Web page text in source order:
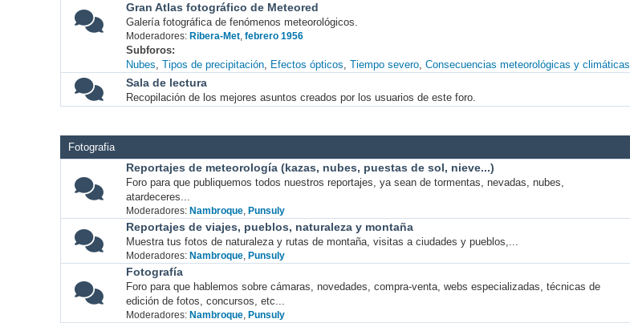
Gran Atlas fotográfico de Meteored
Galería fotográfica de fenómenos meteorológicos.
Moderadores: Ribera-Met, febrero 1956
Subforos
Nubes Tipos de precipitación Efectos ópticos Tiempo severo Consecuencias meteorológicas y climáticas
Sala de lectura
Recopilación de los mejores asuntos creados por los usuarios de este foro.
Fotografia
Reportajes de meteorología (kazas, nubes, puestas de sol, nieve...)
Foro para que publiquemos todos nuestros reportajes, ya sean de tormentas, nevadas, nubes,
atardeceres...
Moderadores: Nambroque, Punsuly
Reportajes de viajes, pueblos, naturaleza y montaña
Muestra tus fotos de naturaleza y rutas de montaña, visitas a ciudades y pueblos,...
Moderadores: Nambroque, Punsuly
Fotografía
Foro para que hablemos sobre cámaras, novedades, compra-venta, webs especializadas, técnicas de
edición de fotos, concursos, etc...
Moderadores: Nambroque, Punsuly